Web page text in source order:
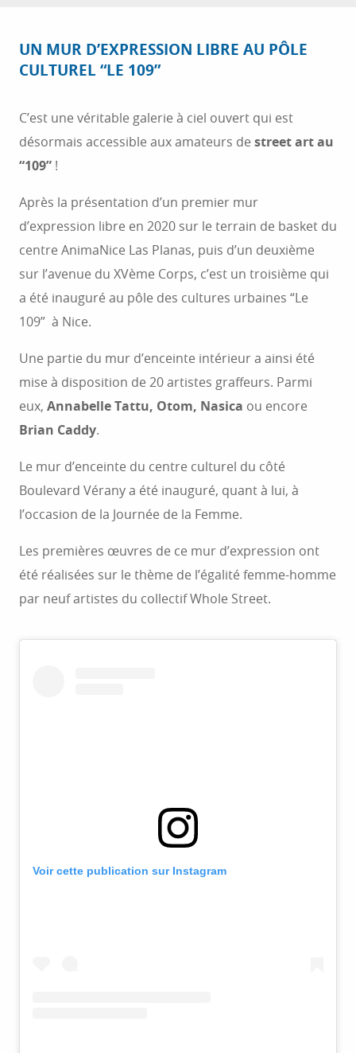
UN MUR D’EXPRESSION LIBRE AU PÔLE
CULTUREL “LE 109”
C’est une véritable galerie à ciel ouvert qui est
désormais accessible aux amateurs de street art au
“109” !
Après la présentation d’un premier mur
d’expression libre en 2020 sur le terrain de basket du
centre AnimaNice Las Planas, puis d’un deuxième
sur l’avenue du XVème Corps, c’est un troisième qui
a été inauguré au pôle des cultures urbaines “Le
109” à Nice.
Une partie du mur d’enceinte intérieur a ainsi été
mise à disposition de 20 artistes graffeurs. Parmi
eux, Annabelle Tattu, Otom, Nasica ou encore
Brian Caddy.
Le mur d’enceinte du centre culturel du côté
Boulevard Vérany a été inauguré, quant à lui, à
l’occasion de la Journée de la Femme.
Les premières œuvres de ce mur d’expression ont
été réalisées sur le thème de l’égalité femme-homme
par neuf artistes du collectif Whole Street.
Voir cette publication sur Instagram